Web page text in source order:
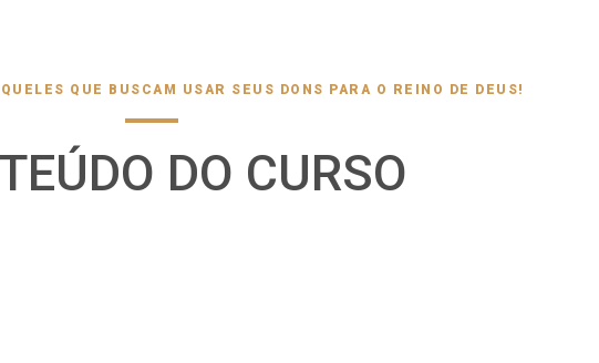
QUE BUSCAM USAR SEUS DONS PARA O REINO DE DEUS!
DO CURSO